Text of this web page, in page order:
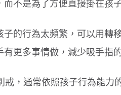
不是為了方便直接掛在孩
的行為太頻繁，可以用轉
更多事情做，減少吸手指
，通常依照孩子行為能力